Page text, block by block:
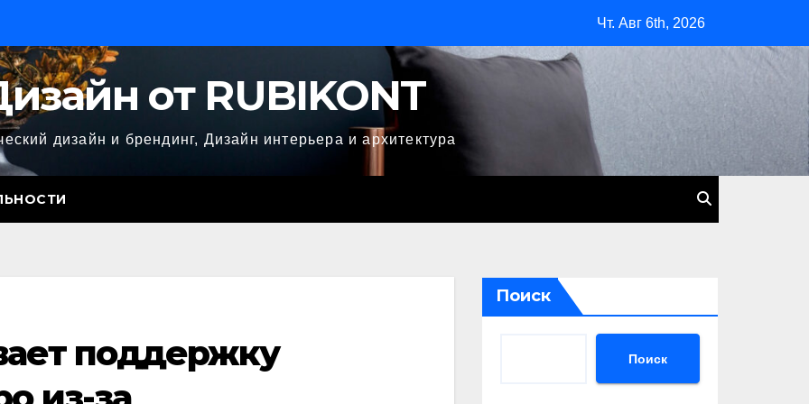
Чт. Авг 6th, 2026
от RUBIKONT
дизайн и брендинг, Дизайн интерьера и архитектура
поддержку
Поиск
Поиск